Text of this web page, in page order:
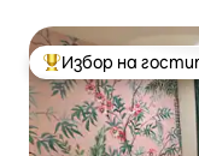
Най-популярен
Избор на